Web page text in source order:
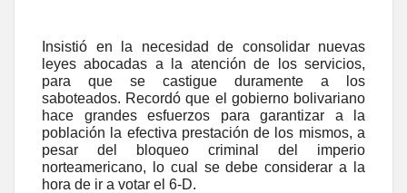
Insistió en la necesidad de consolidar nuevas
leyes abocadas a la atención de los servicios,
para que se castigue duramente a los
saboteados. Recordó que el gobierno bolivariano
hace grandes esfuerzos para garantizar a la
población la efectiva prestación de los mismos, a
pesar del bloqueo criminal del imperio
norteamericano, lo cual se debe considerar a la
hora de ir a votar el 6-D.